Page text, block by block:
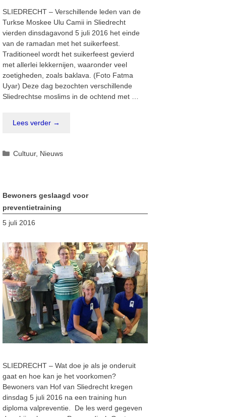
SLIEDRECHT – Verschillende leden van de
Turkse Moskee Ulu Camii in Sliedrecht
vierden dinsdagavond 5 juli 2016 het einde
van de ramadan met het suikerfeest.
Traditioneel wordt het suikerfeest gevierd
met allerlei lekkernijen, waaronder veel
zoetigheden, zoals baklava. (Foto Fatma
Uyar) Deze dag bezochten verschillende
Sliedrechtse moslims in de ochtend met …
Lees verder →
Categorieën
Cultuur, Nieuws
Bewoners geslaagd voor
preventietraining
5 juli 2016
SLIEDRECHT – Wat doe je als je onderuit
gaat en hoe kan je het voorkomen?
Bewoners van Hof van Sliedrecht kregen
dinsdag 5 juli 2016 na een training hun
diploma valpreventie. De les werd gegeven